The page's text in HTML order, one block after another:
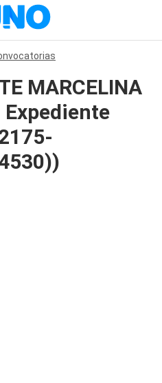
MARCELINA
Expediente